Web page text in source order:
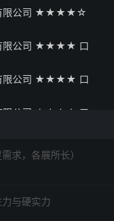
有限公司 ★★★★☆
有限公司 ★★★★ 口
有限公司 ★★★★ 口
有限公司 ★★★☆ 口
求，各展所长）
与硬实力